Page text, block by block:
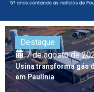
Destaque
7 de agosto de
Usina transforma gás
em Paulínia